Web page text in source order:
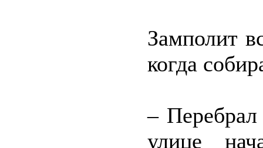
Замполит
когда
–
улице